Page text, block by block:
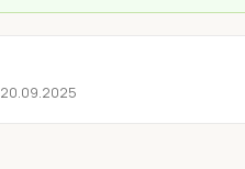
20.09.2025